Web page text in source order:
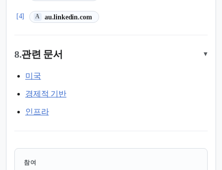
[4] A au.linkedin.com
(새 탭에서 열림)
8.관련 문서 ▾
미국
경제적 기반
인프라
참여